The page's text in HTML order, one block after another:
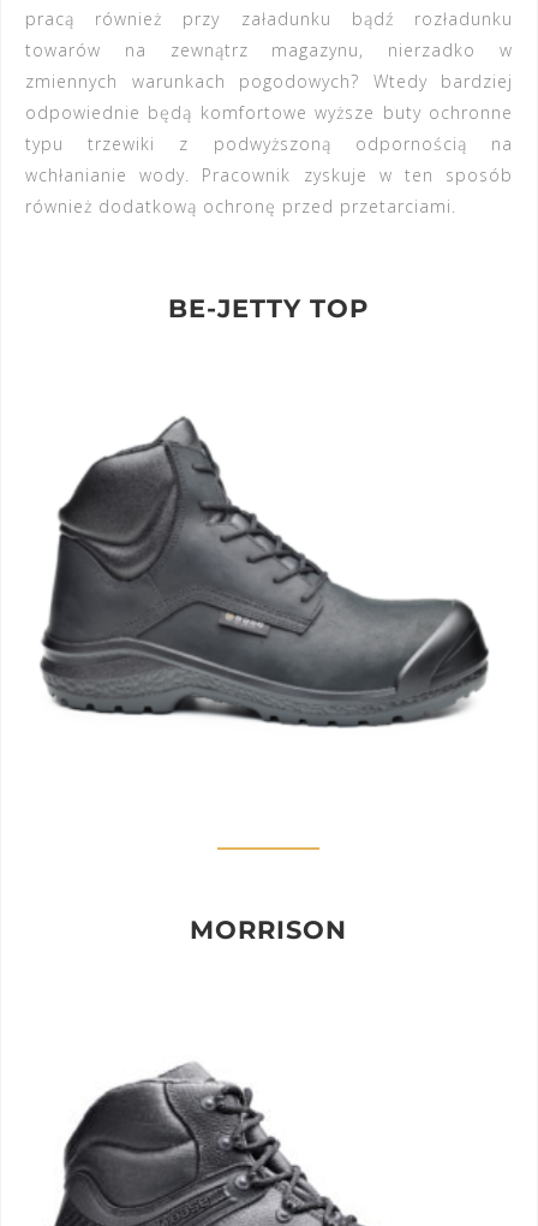
pracą również przy załadunku bądź rozładunku
towarów na zewnątrz magazynu, nierzadko w
zmiennych warunkach pogodowych? Wtedy bardziej
odpowiednie będą komfortowe wyższe buty ochronne
typu trzewiki z podwyższoną odpornością na
wchłanianie wody. Pracownik zyskuje w ten sposób
również dodatkową ochronę przed przetarciami.
BE-JETTY TOP
MORRISON